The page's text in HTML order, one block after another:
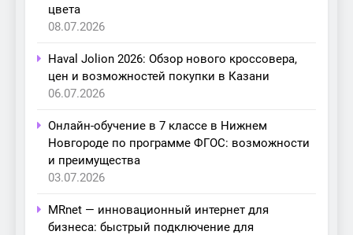
цвета
08.07.2026
Haval Jolion 2026: Обзор нового кроссовера,
цен и возможностей покупки в Казани
06.07.2026
Онлайн-обучение в 7 классе в Нижнем
Новгороде по программе ФГОС: возможности
и преимущества
03.07.2026
MRnet — инновационный интернет для
бизнеса: быстрый подключение для